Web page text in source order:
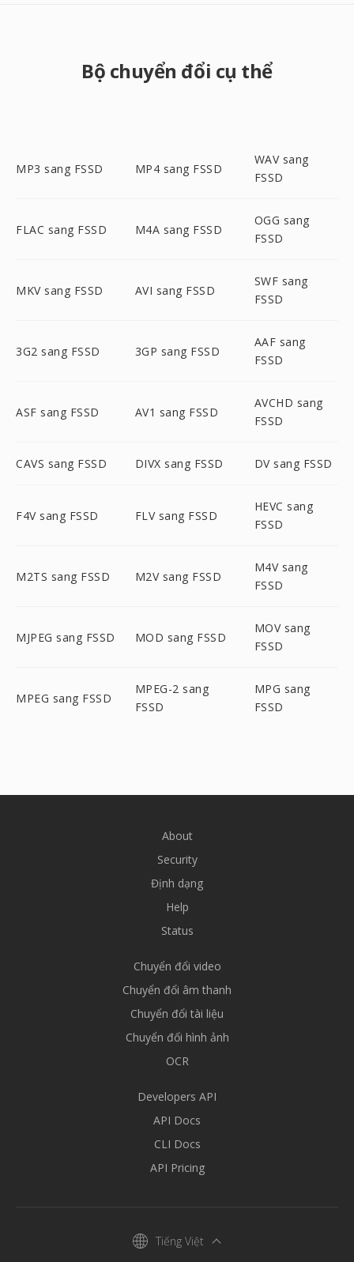
Bộ chuyển đổi cụ thể
MP3 sang FSSD MP4 sang FSSD
WAV sang
FSSD
FLAC sang FSSD M4A sang FSSD
OGG sang
FSSD
MKV sang FSSD AVI sang FSSD
SWF sang
FSSD
3G2 sang FSSD 3GP sang FSSD
AAF sang
FSSD
ASF sang FSSD AV1 sang FSSD
AVCHD sang
FSSD
CAVS sang FSSD DIVX sang FSSD DV sang FSSD
F4V sang FSSD FLV sang FSSD
HEVC sang
FSSD
M2TS sang FSSD M2V sang FSSD
M4V sang
FSSD
MJPEG sang FSSD MOD sang FSSD
MOV sang
FSSD
MPEG sang FSSD
MPEG-2 sang
FSSD
MPG sang
FSSD
About
Security
Định dạng
Help
Status
Chuyển đổi video
Chuyển đổi âm thanh
Chuyển đổi tài liệu
Chuyển đổi hình ảnh
OCR
Developers API
API Docs
CLI Docs
API Pricing
Tiếng Việt